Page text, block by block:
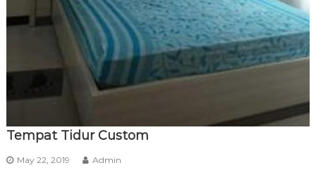
r
r
Tempat Tidur Custom
May 22, 2019 Admin